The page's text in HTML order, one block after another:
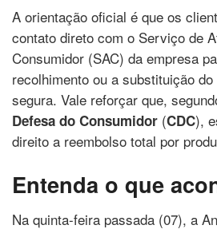
A orientação oficial é que os
contato direto com o Serviço de
Consumidor (SAC) da empresa
recolhimento ou a substituição
segura. Vale reforçar que,
Defesa do Consumidor (CDC),
direito a reembolso total por
Entenda o que
Na quinta-feira passada (07), a